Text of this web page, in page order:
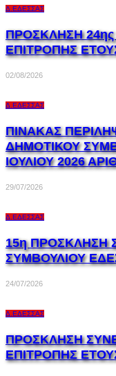
Δ.ΈΔΕΣΣΑΣ
ΠΡΟΣΚΛΗΣΗ
ΕΠΙΤΡΟΠΗΣ
02/08/2026
Δ.ΈΔΕΣΣΑΣ
ΠΙΝΑΚΑΣ
ΔΗΜΟΤΙΚΟΥ
ΙΟΥΛΙΟΥ 2026
29/07/2026
Δ.ΈΔΕΣΣΑΣ
15η ΠΡΟΣΚΛΗΣΗ
ΣΥΜΒΟΥΛΙΟΥ
24/07/2026
Δ.ΈΔΕΣΣΑΣ
ΠΡΟΣΚΛΗΣΗ
ΕΠΙΤΡΟΠΗΣ